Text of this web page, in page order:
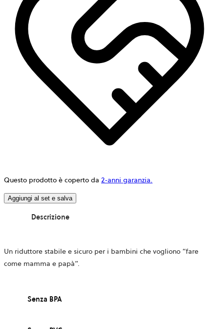
Questo prodotto è coperto da 2-anni garanzia.
Aggiungi al set e salva
Descrizione
Un riduttore stabile e sicuro per i bambini che vogliono “fare
come mamma e papà”.
Senza BPA